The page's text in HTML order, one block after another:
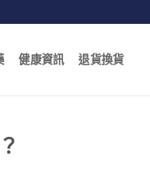
健康資訊 退貨換貨